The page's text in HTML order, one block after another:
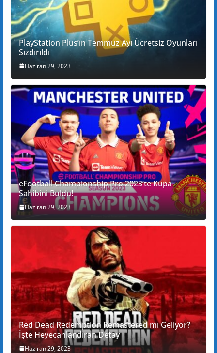
PlayStation Plus’ın Temmuz Ayı Ücretsiz Oyunları
Sızdırıldı
Haziran 29, 2023
eFootball Championship Pro 2023’te Kupa
Sahibini Buldu!
Haziran 29, 2023
Red Dead Redemption Remastered mı Geliyor?
İşte Heyecanlandıran Detay
Haziran 29, 2023